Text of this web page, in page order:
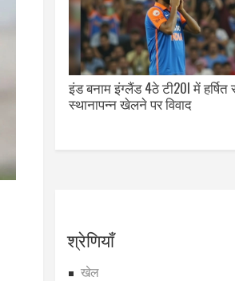
इंड बनाम इंग्लैंड 4ठे टी20I में हर्षित
स्थानापन्न खेलने पर विवाद
श्रेणियाँ
खेल